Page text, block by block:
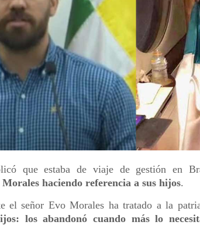
que estaba de viaje de gestión en
Morales haciendo referencia a sus hijos.
el señor Evo Morales ha tratado a la
los abandonó cuando más lo